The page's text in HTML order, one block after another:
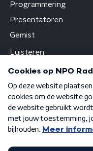
Programmering
Presentatoren
Gemist
Luisteren
Algemene voorwaarden